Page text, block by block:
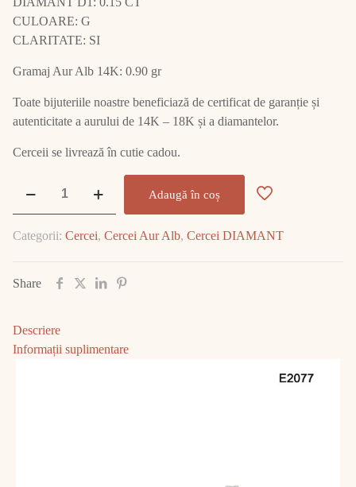
CULOARE: G
CLARITATE: SI
Gramaj Aur Alb 14K: 0.90 gr
Toate bijuteriile noastre beneficiază de certificat de garanție și
autenticitate a aurului de 14K – 18K și a diamantelor.
Cerceii se livrează în cutie cadou.
Alb
DIAMANT
Adaugă în coș
Categorii: Cercei, Cercei Aur Alb, Cercei DIAMANT
Share
Descriere
Informații suplimentare